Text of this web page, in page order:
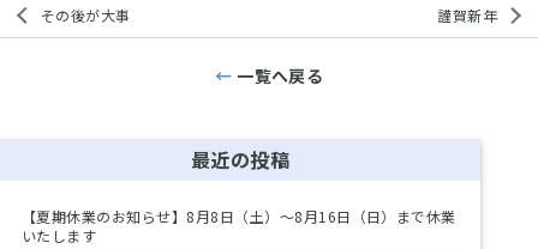
その後が大事 謹賀新年
一覧へ戻る
最近の投稿
【夏期休業のお知らせ】8月8日（土）～8月16日（日）まで休業
いたします